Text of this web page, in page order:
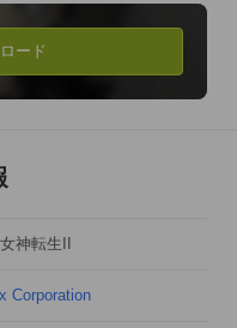
た地で、記憶をなくした
。主人公や登場するキャ
カオス)」といった属
単純な善悪で分けられる
択を迫られます。選んだ
は変わっていき、その結
な決断を下すことになる
ード
神転生II
Corporation